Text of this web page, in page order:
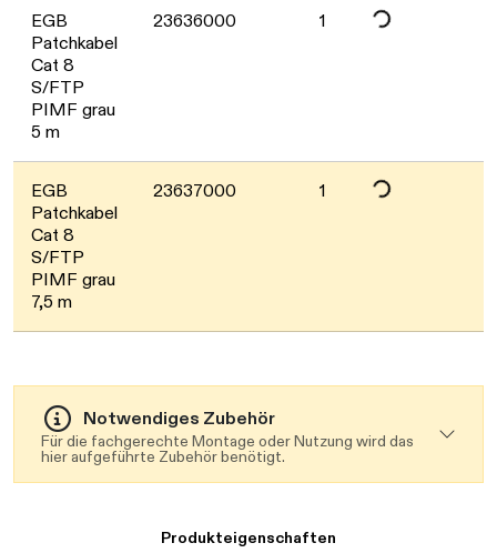
EGB
Patchkabel
Cat 8
S/FTP
PIMF grau
5 m
23636000 1
EGB
Patchkabel
Cat 8
S/FTP
PIMF grau
7,5 m
23637000 1 Daten werden geladen. Bitte warten...
Notwendiges Zubehör
Für die fachgerechte Montage oder Nutzung wird das
hier aufgeführte Zubehör benötigt.
Produkteigenschaften